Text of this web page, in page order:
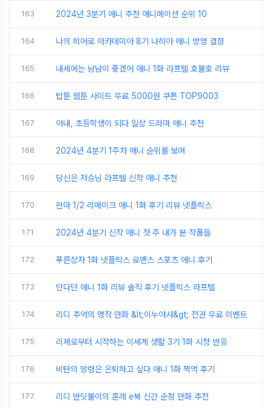
163 2024년 3분기 애니 추천 애니메이션 순위 10
164 나의 히어로 아카데미아 8기 나히아 애니 방영 결정
165 내세에는 남남이 좋겠어 애니 1화 라프텔 호불호 리뷰
166 탑툰 웹툰 사이트 무료 5000원 쿠폰 TOP9003
167 아내, 초등학생이 되다 일상 드라마 애니 추천
168 2024년 4분기 1주차 애니 순위를 보며
169 당신은 저승님 라프텔 신작 애니 추천
170 란마 1/2 리메이크 애니 1화 후기 리뷰 넷플릭스
171 2024년 4분기 신작 애니 첫 주 내가 본 작품들
172 푸른상자 1화 넷플릭스 로맨스 스포츠 애니 후기
173 단다단 애니 1화 리뷰 솔직 후기 넷플릭스 라프텔
174 리디 추억의 명작 만화 &lt;이누야샤&gt; 전권 무료 이벤트
175 리제로부터 시작하는 이세계 생활 3기 1화 시청 반응
176 비탄의 망령은 은퇴하고 싶다 애니 1화 찍먹 후기
177 리디 반딧불이의 혼례 e북 신간 순정 만화 추전